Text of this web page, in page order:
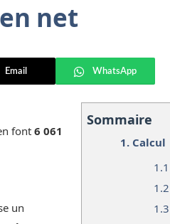
net
Email WhatsApp
Sommaire
1. Calcul
1.1
1.2
1.3
font6 061
un